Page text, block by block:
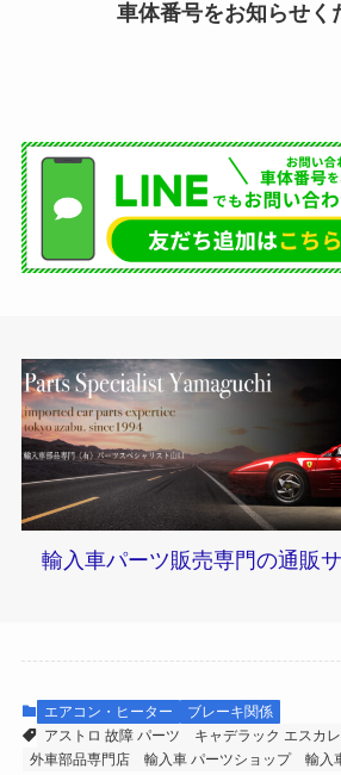
車体番号をお知らせく
輸入車パーツ販売専門の通販
エアコン・ヒーター
ブレーキ関係
アストロ 故障 パーツ
キャデラック エスカ
外車部品専門店
輸入車 パーツショップ 輸入